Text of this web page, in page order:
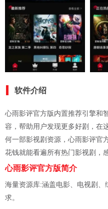
软件介绍
心雨影评官方版内置推荐引擎和
容，帮助用户发现更多好剧，在
何一部影视剧资源，心雨影评官
花钱就能看遍所有热门影视剧，
心雨影评官方版简介
海量资源库:涵盖电影、电视剧
求。